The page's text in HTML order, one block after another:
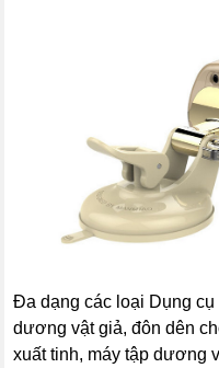
Đa dạng các loại Dụng
dương vật giả, đôn dên
xuất tinh, máy tập dương